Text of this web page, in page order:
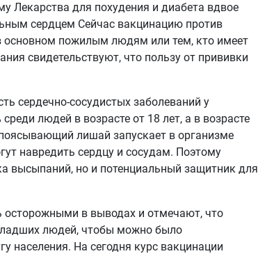
Лекарства для похудения и диабета вдвое
сердцем Сейчас вакцинацию против
пожилым людям или тем, кто имеет
свидетельствуют, что пользу от прививки
сердечно-сосудистых заболеваний у
людей в возрасте от 18 лет, а в возрасте
лишай запускает в организме
навредить сердцу и сосудам. Поэтому
высыпаний, но и потенциальный защитник для
осторожными в выводах и отмечают, что
людей, чтобы можно было
населения. На сегодня курс вакцинации